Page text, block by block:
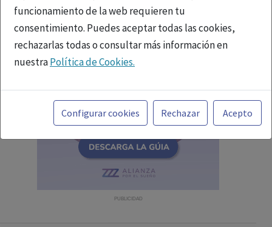
funcionamiento de la web requieren tu
consentimiento. Puedes aceptar todas las cookies,
rechazarlas todas o consultar más información en
nuestraPolítica de Cookies.
Toda la información incluida en la Página Web está
referida a productos del mercado español y, por
tanto, dirigida a profesionales sanitarios legalmente
facultados para prescribir o dispensar medicamentos
con ejercicio profesional. La información técnica de los
fármacos se facilita a título meramente informativo,
Configurar cookies Rechazar Acepto
PUBLICIDAD